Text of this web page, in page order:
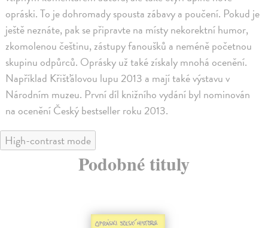
opráski. To je dohromady spousta zábavy a poučení. Pokud je
ještě neznáte, pak se připravte na místy nekorektní humor,
zkomolenou češtinu, zástupy fanoušků a neméně početnou
skupinu odpůrců. Oprásky už také získaly mnohá ocenění.
Například Křišťálovou lupu 2013 a mají také výstavu v
Národním muzeu. První díl knižního vydání byl nominován
na ocenění Český bestseller roku 2013.
High-contrast mode
Podobné tituly